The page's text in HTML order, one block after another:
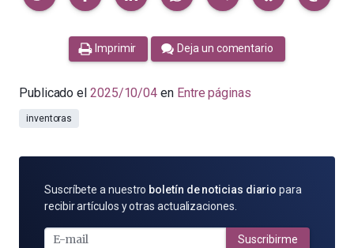
Imprimir Deja un comentario
Publicado el 2025/10/04 en Entre páginas
inventoras
SUSCRÍBETE
POR
MAIL
Suscríbete a nuestro boletín de noticias diario para
recibir artículos y otras actualizaciones.
Suscribirme